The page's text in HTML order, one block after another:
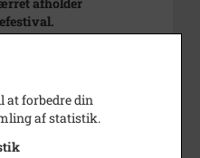
en af børnene malet i
1996
at forbedre din
af statistik.